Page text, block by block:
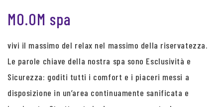
MO.OM spa
vivi il massimo del relax nel massimo della riservatezza.
Le parole chiave della nostra spa sono Esclusività e
Sicurezza: goditi tutti i comfort e i piaceri messi a
disposizione in un’area continuamente sanificata e